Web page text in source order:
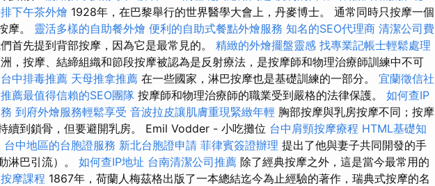
下午茶外燴 1928年，在巴黎舉行的世界醫學大會上，丹麥博士。 通常同時只按摩一個
摩。 靈活多樣的自助餐外燴 便利的自助式餐點外燴服務 知名的SEO代理商 清潔公司費
首先提到背部按摩，因為它是最常見的。 精緻的外燴擺盤靈感 找專業記帳士輕鬆處理
，按摩、結締組織和節段按摩被認為是反射療法，是按摩師和物理治療師訓練中不可
台中排毒推薦 天母推拿推薦 在一些國家，淋巴按摩也是基礎訓練的一部分。 宜蘭徵信社
推薦最值得信賴的SEO團隊 按摩師和物理治療師的職業受到嚴格的法律保護。 如何查IP
到府外燴服務輕鬆享受 音波拉皮讓肌膚重現緊緻年輕 胸部按摩與乳房按摩不同；按摩
續到鎖骨，但要避開乳房。 Emil Vodder - 小吃攤位 台中肩頸按摩療程 HTML基礎知
台中地區的台胞證服務 新北台胞證申請 菲律賓簽證辦理 提出了他與妻子共同開發的手
淋巴引流）。 如何查IP地址 台南清潔公司推薦 除了經典按摩之外，這是當今最常用的
摩課程 1867年，荷蘭人梅茲格出版了一本總結迄今為止經驗的著作，瑞典式按摩的名